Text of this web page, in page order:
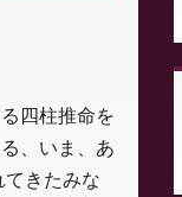
四柱推命を
、いま、あ
きたみな